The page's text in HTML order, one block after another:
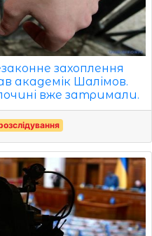
захоплення
академік Шалімов.
вже затримали.